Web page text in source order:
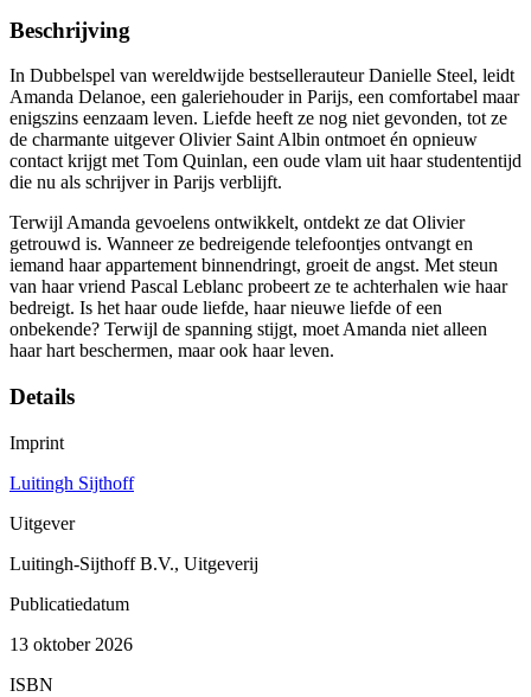
Beschrijving
In Dubbelspel van wereldwijde bestsellerauteur Danielle Steel, leidt
Amanda Delanoe, een galeriehouder in Parijs, een comfortabel maar
enigszins eenzaam leven. Liefde heeft ze nog niet gevonden, tot ze
de charmante uitgever Olivier Saint Albin ontmoet én opnieuw
contact krijgt met Tom Quinlan, een oude vlam uit haar studententijd
die nu als schrijver in Parijs verblijft.
Terwijl Amanda gevoelens ontwikkelt, ontdekt ze dat Olivier
getrouwd is. Wanneer ze bedreigende telefoontjes ontvangt en
iemand haar appartement binnendringt, groeit de angst. Met steun
van haar vriend Pascal Leblanc probeert ze te achterhalen wie haar
bedreigt. Is het haar oude liefde, haar nieuwe liefde of een
onbekende? Terwijl de spanning stijgt, moet Amanda niet alleen
haar hart beschermen, maar ook haar leven.
Details
Imprint
Luitingh Sijthoff
Uitgever
Luitingh-Sijthoff B.V., Uitgeverij
Publicatiedatum
13 oktober 2026
ISBN